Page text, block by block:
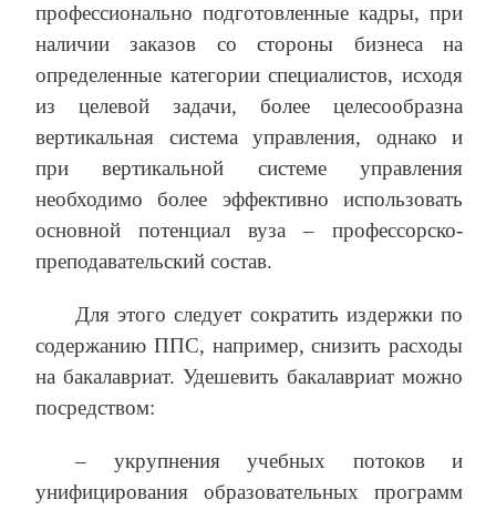
профессионально подготовленные кадры, при
наличии заказов со стороны бизнеса на
определенные категории специалистов, исходя
из целевой задачи, более целесообразна
вертикальная система управления, однако и
при вертикальной системе управления
необходимо более эффективно использовать
основной потенциал вуза – профессорско-
преподавательский состав.
Для этого следует сократить издержки по
содержанию ППС, например, снизить расходы
на бакалавриат. Удешевить бакалавриат можно
посредством:
– укрупнения учебных потоков и
унифицирования образовательных программ